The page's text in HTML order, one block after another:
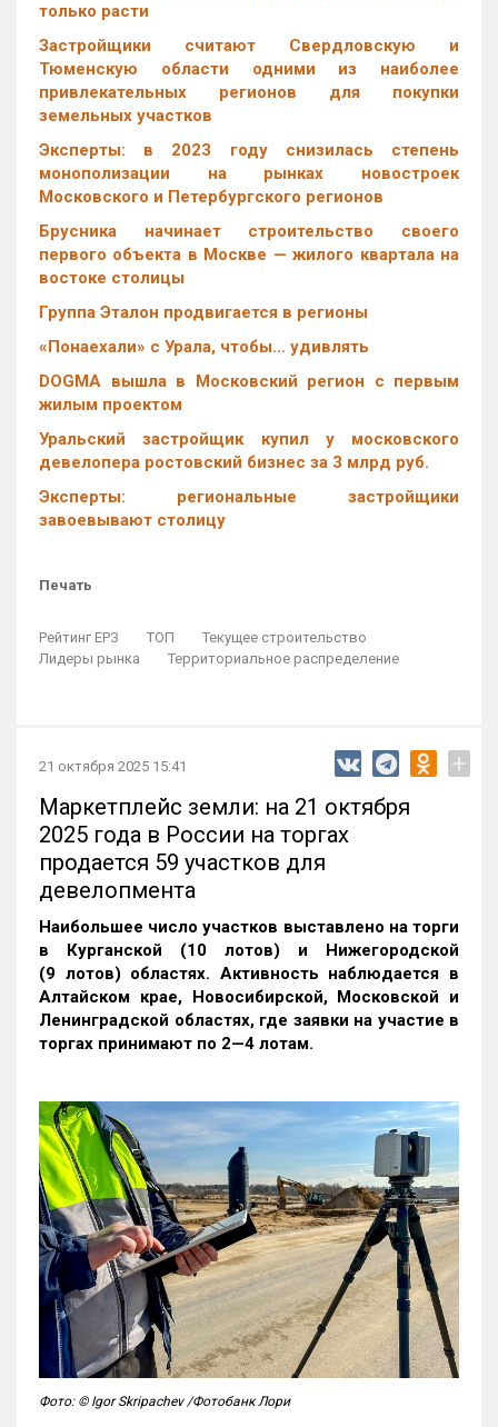
только расти
Застройщики считают Свердловскую и
Тюменскую области одними из наиболее
привлекательных регионов для покупки
земельных участков
Эксперты: в 2023 году снизилась степень
монополизации на рынках новостроек
Московского и Петербургского регионов
Брусника начинает строительство своего
первого объекта в Москве — жилого квартала на
востоке столицы
Группа Эталон продвигается в регионы
«Понаехали» с Урала, чтобы… удивлять
DOGMA вышла в Московский регион с первым
жилым проектом
Уральский застройщик купил у московского
девелопера ростовский бизнес за 3 млрд руб.
Эксперты: региональные застройщики
завоевывают столицу
Печать
Рейтинг ЕРЗ ТОП
Текущее строительство
Лидеры рынка
Территориальное распределение
21 октября 2025 15:41 +
Маркетплейс земли: на 21 октября
2025 года в России на торгах
продается 59 участков для
девелопмента
Наибольшее число участков выставлено на торги
в Курганской (10 лотов) и Нижегородской
(9 лотов) областях. Активность наблюдается в
Алтайском крае, Новосибирской, Московской и
Ленинградской областях, где заявки на участие в
торгах принимают по 2—4 лотам.
Фото: © Igor Skripachev /Фотобанк Лори